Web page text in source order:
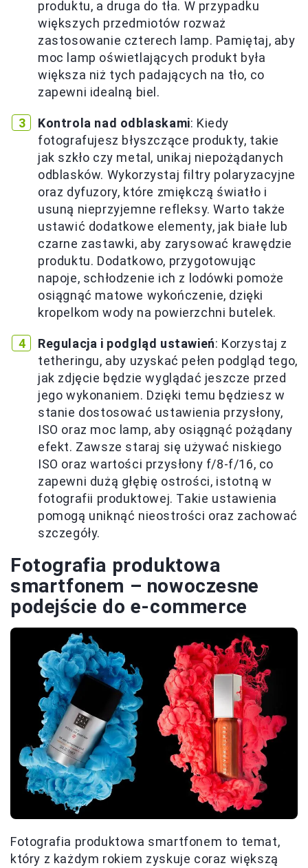
produktu, a druga do tła. W przypadku
większych przedmiotów rozważ
zastosowanie czterech lamp. Pamiętaj, aby
moc lamp oświetlających produkt była
większa niż tych padających na tło, co
zapewni idealną biel.
Kontrola nad odblaskami: Kiedy
fotografujesz błyszczące produkty, takie
jak szkło czy metal, unikaj niepożądanych
odblasków. Wykorzystaj filtry polaryzacyjne
oraz dyfuzory, które zmiękczą światło i
usuną nieprzyjemne refleksy. Warto także
ustawić dodatkowe elementy, jak białe lub
czarne zastawki, aby zarysować krawędzie
produktu. Dodatkowo, przygotowując
napoje, schłodzenie ich z lodówki pomoże
osiągnąć matowe wykończenie, dzięki
kropelkom wody na powierzchni butelek.
Regulacja i podgląd ustawień: Korzystaj z
tetheringu, aby uzyskać pełen podgląd tego,
jak zdjęcie będzie wyglądać jeszcze przed
jego wykonaniem. Dzięki temu będziesz w
stanie dostosować ustawienia przysłony,
ISO oraz moc lamp, aby osiągnąć pożądany
efekt. Zawsze staraj się używać niskiego
ISO oraz wartości przysłony f/8-f/16, co
zapewni dużą głębię ostrości, istotną w
fotografii produktowej. Takie ustawienia
pomogą uniknąć nieostrości oraz zachować
szczegóły.
Fotografia produktowa
smartfonem – nowoczesne
podejście do e-commerce
Fotografia produktowa smartfonem to temat,
który z każdym rokiem zyskuje coraz większą